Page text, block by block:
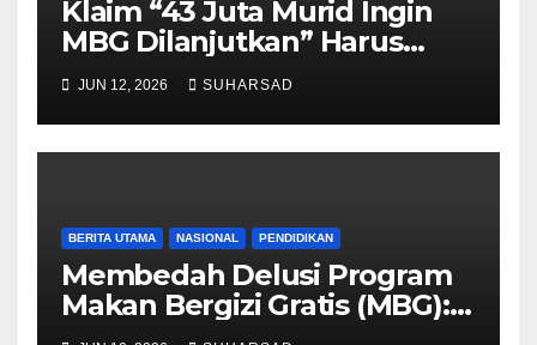
Klaim “43 Juta Murid Ingin
MBG Dilanjutkan” Harus
Dibuka Metodologinya,
Bukan Sekadar Angka Politik
JUN 12, 2026 SUHARSAD
BERITA UTAMA NASIONAL PENDIDIKAN
Membedah Delusi Program
Makan Bergizi Gratis (MBG):
Cacat Konseptual, Politisasi